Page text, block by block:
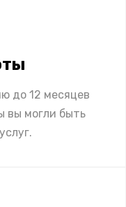
до 12 месяцев
вы могли быть